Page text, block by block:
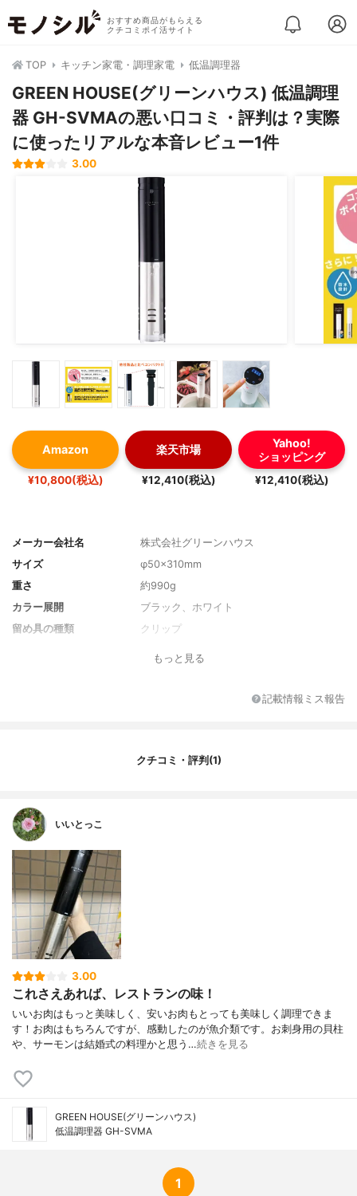
おすすめ商品がもらえる
クチコミポイ活サイト
TOP キッチン家電・調理家電 低温調理器
GREEN HOUSE(グリーンハウス) 低温調理
器 GH-SVMAの悪い口コミ・評判は？実際
に使ったリアルな本音レビュー1件
3.00
Amazon
¥10,800(税込)
楽天市場
¥12,410(税込)
Yahoo!
ショッピング
¥12,410(税込)
メーカー会社名
株式会社グリーンハウス
サイズ
φ50×310mm
重さ
約990g
カラー展開
ブラック、ホワイト
留め具の種類
クリップ
もっと見る
記載情報ミス報告
クチコミ・評判(1)
いいとっこ
3.00
これさえあれば、レストランの味！
いいお肉はもっと美味しく、安いお肉もとっても美味しく調理できま
す！お肉はもちろんですが、感動したのが魚介類です。お刺身用の貝柱
や、サーモンは結婚式の料理かと思う…続きを見る
GREEN HOUSE(グリーンハウス)
低温調理器 GH-SVMA
1